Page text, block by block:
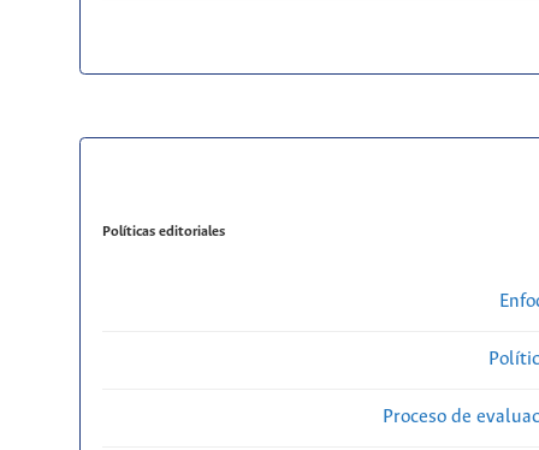
Políticas editoriales
Proceso de